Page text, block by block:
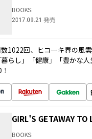
BOOKS
2017.09.21 発売
1022回、ヒコーキ界の風
らし」「健康」「豊かな
GIRL'S GETAWAY TO
BOOKS